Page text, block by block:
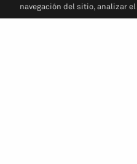
navegación del sitio, analizar